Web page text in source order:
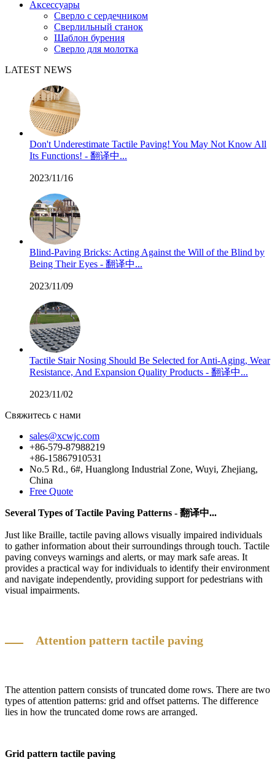
Аксессуары
Сверло с сердечником
Сверлильный станок
Шаблон бурения
Сверло для молотка
LATEST NEWS
Don't Underestimate Tactile Paving! You May Not Know All
Its Functions! - 翻译中...
2023/11/16
Blind-Paving Bricks: Acting Against the Will of the Blind by
Being Their Eyes - 翻译中...
2023/11/09
Tactile Stair Nosing Should Be Selected for Anti-Aging, Wear
Resistance, And Expansion Quality Products - 翻译中...
2023/11/02
Свяжитесь с нами
sales@xcwjc.com
+86-579-87988219
+86-15867910531
No.5 Rd., 6#, Huanglong Industrial Zone, Wuyi, Zhejiang,
China
Free Quote
Several Types of Tactile Paving Patterns - 翻译中...
Just like Braille, tactile paving allows visually impaired individuals
to gather information about their surroundings through touch. Tactile
paving conveys warnings and alerts, or may mark safe areas. It
provides a practical way for individuals to identify their environment
and navigate independently, providing support for pedestrians with
visual impairments.
Attention pattern tactile paving
The attention pattern consists of truncated dome rows. There are two
types of attention patterns: grid and offset patterns. The difference
lies in how the truncated dome rows are arranged.
Grid pattern tactile paving